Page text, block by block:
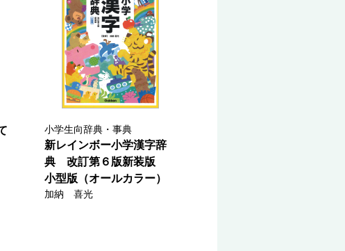
小学生向辞典・事典
新レインボー小学漢字辞
典 改訂第６版新装版
小型版（オールカラー）
加納 喜光